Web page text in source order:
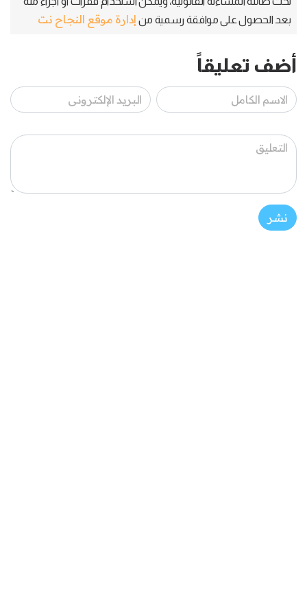
بعد الحصول على موافقة رسمية من إدارة موقع النجاح نت
أضف تعليقاً
نشر